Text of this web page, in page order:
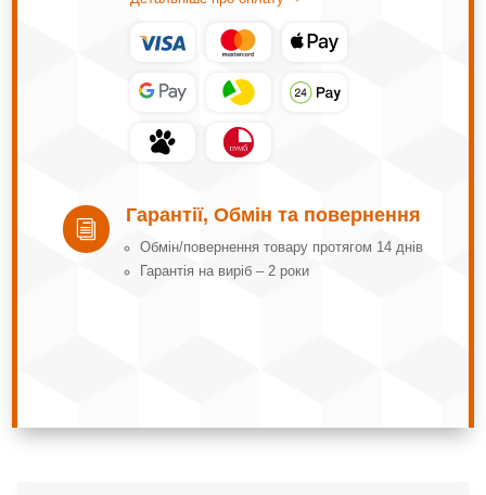
i
Гарантії, Обмін та повернення
Обмін/повернення товару протягом 14 днів
Гарантія на виріб – 2 роки